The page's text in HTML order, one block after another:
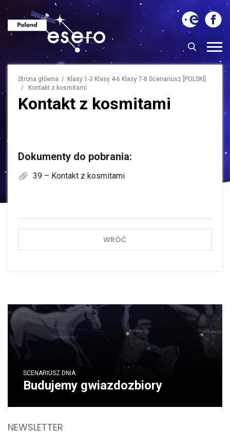
SCENARIUSZ DNIA
Budujemy gwiazdozbiory
NEWSLETTER
Strona główna / Klasy 1-3 Klasy 4-6 Klasy 7-8 Scenariusz [POLSKI]
/ Kontakt z kosmitami
Kontakt z kosmitami
Dokumenty do pobrania:
39 – Kontakt z kosmitami
WRÓĆ